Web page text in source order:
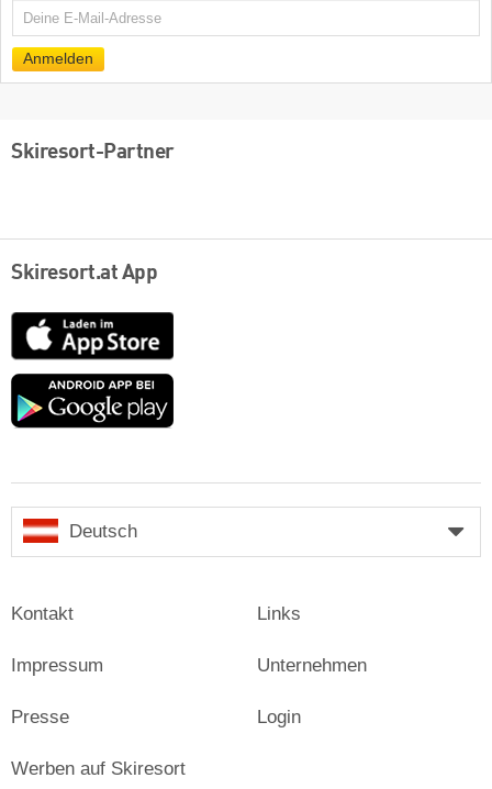
E-
Anmelden
Skiresort-Partner
Skiresort.at App
App
Store
Google
Deutsch
Kontakt
Impressum
Presse
Links
Unternehmen
Login
Werben auf Skiresort